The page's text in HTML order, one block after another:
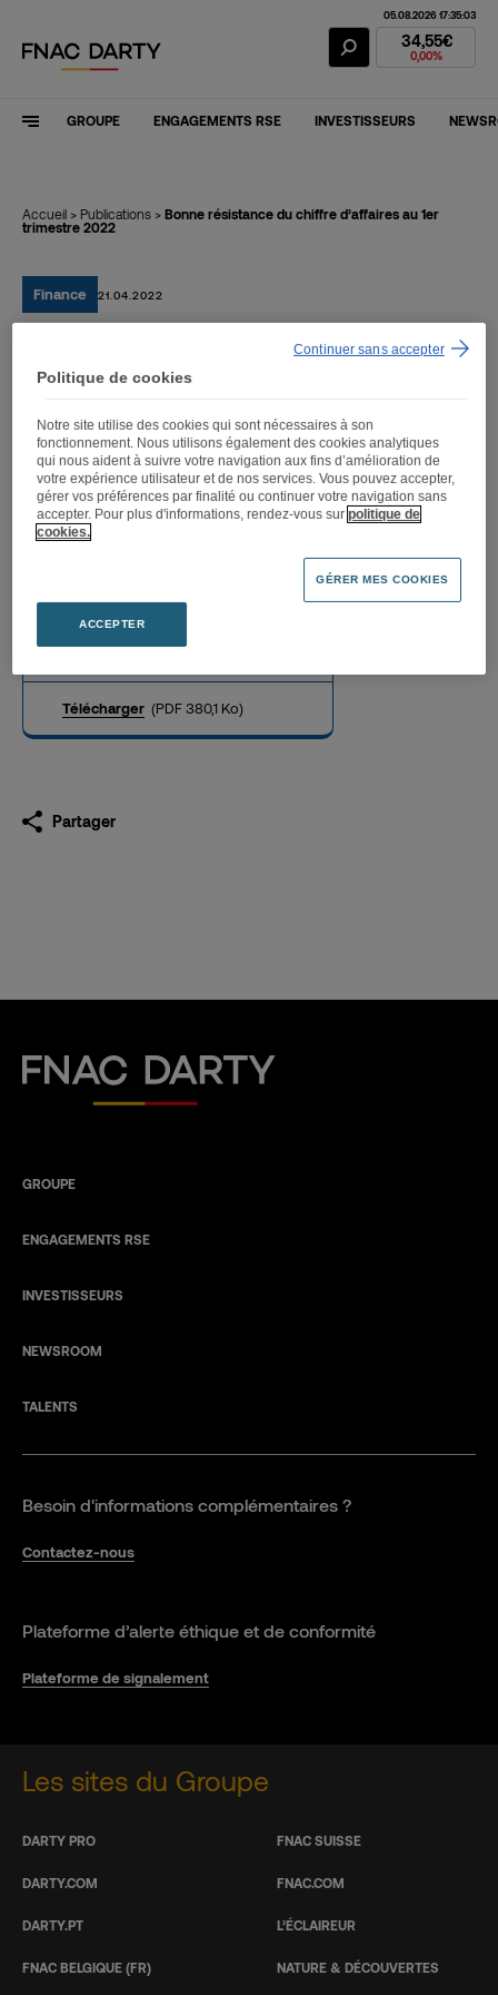
Action Fnac
05.08.2026 17:35:03
34,55€
0,00%
GROUPE ENGAGEMENTS RSE INVESTISSEURS
Accueil > Publications > Bonne résistance du chiffre d’affaires au 1er
trimestre 2022
Finance 21.04.2022
Bonne résistance du
chiffre d’affaires au 1er
trimestre 2022
21.04.2022
Télécharger (PDF 380,1 Ko)
Partager
Fnac Darty
GROUPE
ENGAGEMENTS RSE
INVESTISSEURS
NEWSROOM
TALENTS
Besoin d'informations complémentaires ?
Contactez-nous
Plateforme d’alerte éthique et de conformité
Plateforme de signalement
Les sites du Groupe
DARTY PRO
DARTY.COM
DARTY.PT
FNAC BELGIQUE (FR)
FNAC SUISSE
FNAC.COM
L’ÉCLAIREUR
NATURE & DÉCOUVERTES
Politique de cookies
Notre site utilise des cookies qui sont nécessaires à son
fonctionnement. Nous utilisons également des cookies analytiques
qui nous aident à suivre votre navigation aux fins d’amélioration de
votre expérience utilisateur et de nos services. Vous pouvez accepter,
gérer vos préférences par finalité ou continuer votre navigation sans
accepter. Pour plus d'informations, rendez-vous surpolitique de
cookies.
GÉRER MES COOKIES
ACCEPTER
Continuer sans accepter